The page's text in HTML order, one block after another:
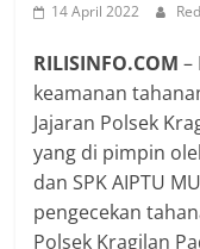
14 April 2022
RILISINFO.COM –
keamanan
Jajaran Polsek
yang di pimpin
dan SPK AIPTU
pengecekan
Polsek Kragilan